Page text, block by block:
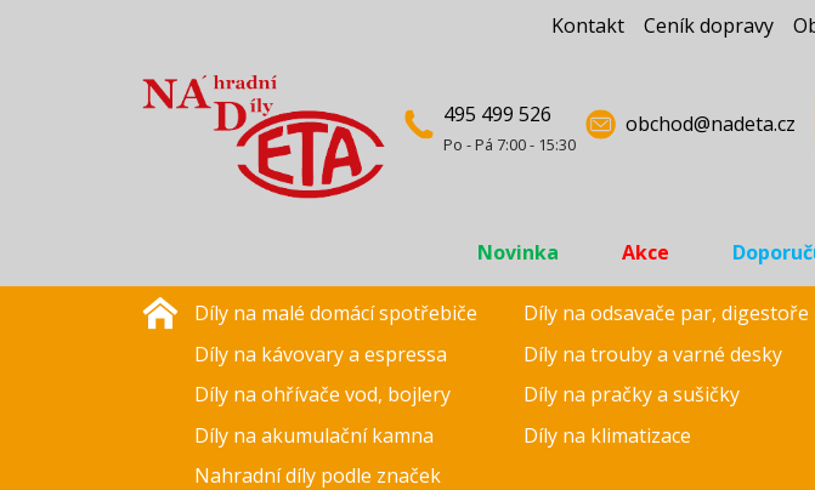
Kontakt Ceník dopravy
495 499 526
Po - Pá 7:00 - 15:30
obchod@nadeta.cz
Novinka Akce
Díly na malé domácí spotřebiče Díly na odsavače par, digestoře
Díly na kávovary a espressa
Díly na trouby a varné desky
Díly na ohřívače vod, bojlery
Díly na pračky a sušičky
Díly na akumulační kamna
Díly na klimatizace
Nahradní díly podle značek